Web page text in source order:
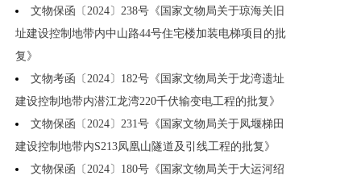
文物保函〔2024〕238号《国家文物局关于琼海关旧
址建设控制地带内中山路44号住宅楼加装电梯项目的批
复》
文物考函〔2024〕182号《国家文物局关于龙湾遗址
建设控制地带内潜江龙湾220千伏输变电工程的批复》
文物保函〔2024〕231号《国家文物局关于凤堰梯田
建设控制地带内S213凤凰山隧道及引线工程的批复》
文物保函〔2024〕180号《国家文物局关于大运河绍